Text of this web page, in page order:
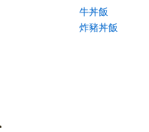
牛丼飯
炸豬丼飯